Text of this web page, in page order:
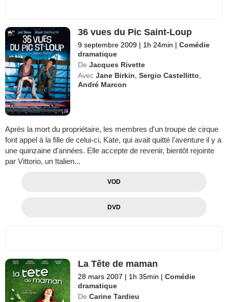
36 vues du Pic Saint-Loup
9 septembre 2009 | 1h 24min | Comédie
dramatique
De Jacques Rivette
Avec Jane Birkin ,Sergio Castellitto
André Marcon
Après la mort du propriétaire, les membres d'un troupe de cirque
font appel à la fille de celui-ci, Kate, qui avait quitté l'aventure il y a
une quinzaine d'années. Elle accepte de revenir, bientôt rejointe
par Vittorio, un Italien...
VOD
DVD
La Tête de maman
28 mars 2007 | 1h 35min | Comédie
dramatique
De Carine Tardieu